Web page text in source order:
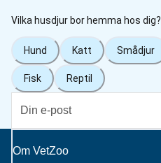
Vilka husdjur bor hemma hos dig?
Hund Katt Smådjur
Fisk Reptil
Om VetZoo